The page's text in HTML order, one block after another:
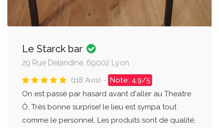
Le Starck bar
29 Rue Delandine, 69002 Lyon
(118 Avis) - Note: 4.9/5
On est passé par hasard avant d'aller au Theatre
Ô. Très bonne surprise! le lieu est sympa tout
comme le personnel. Les produits sont de qualité,